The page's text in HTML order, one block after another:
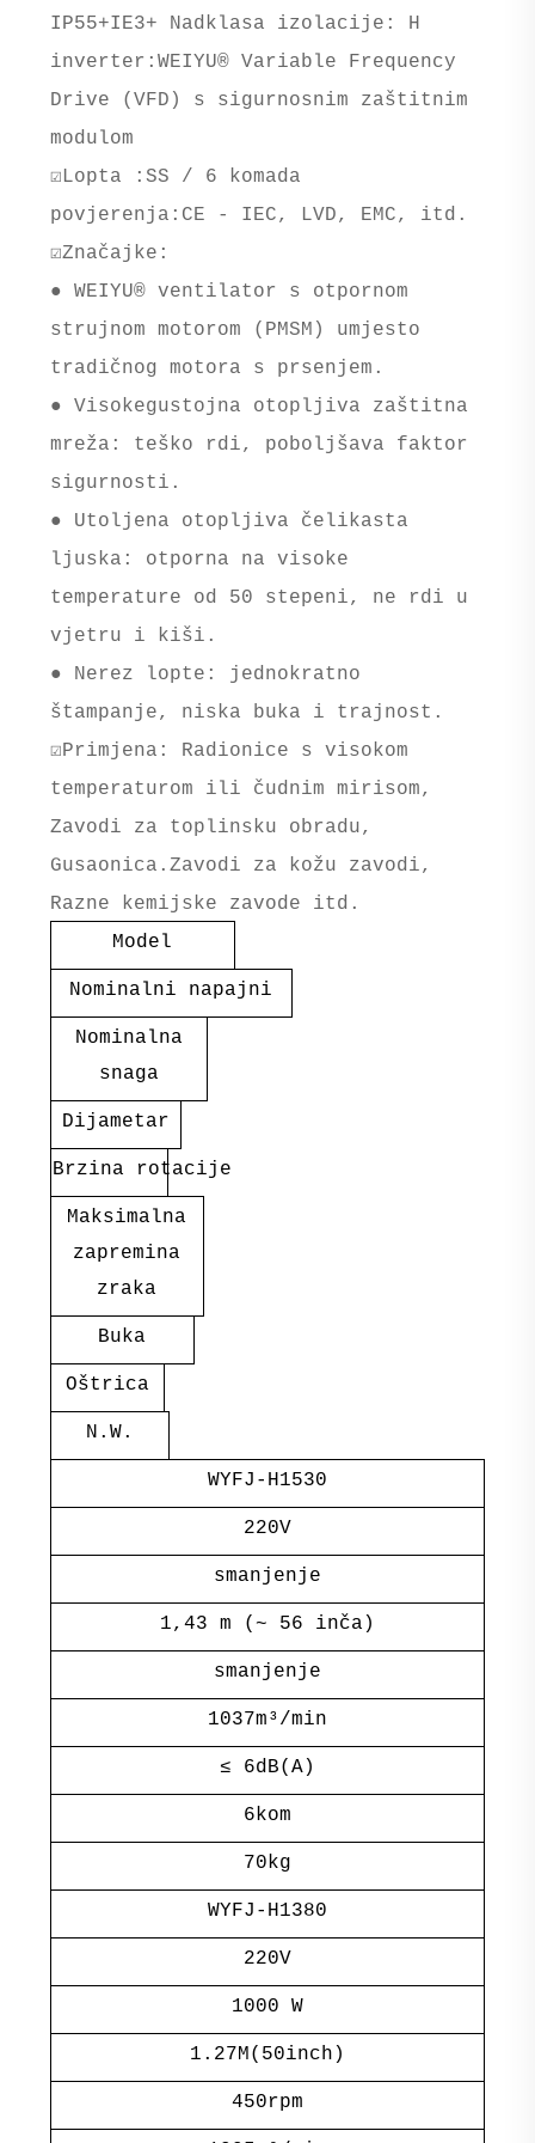
IP55+IE3+ Nadklasa izolacije: H
inverter:WEIYU® Variable Frequency
Drive (VFD) s sigurnosnim zaštitnim
modulom
☑Lopta :SS / 6 komada
povjerenja:CE
- IEC, LVD, EMC, itd.
☑Značajke:
● WEIYU® ventilator s otpornom
strujnom motorom (PMSM) umjesto
tradičnog motora s prsenjem.
● Visokegustojna otopljiva zaštitna
mreža: teško rdi, poboljšava faktor
sigurnosti.
● Utoljena otopljiva čelikasta
ljuska: otporna na visoke
temperature od 50 stepeni, ne rdi u
vjetru i kiši.
● Nerez lopte: jednokratno
štampanje, niska buka i trajnost.
☑Primjena: Radionice s visokom
temperaturom ili čudnim mirisom,
Zavodi za toplinsku obradu,
Gusaonica.Zavodi za kožu zavodi,
Razne kemijske zavode itd.
Model
Nominalni napajni
Nominalna
snaga
Dijametar
Brzina rotacije
Maksimalna
zapremina
zraka
Buka
Oštrica
N.W.
WYFJ-H1530
220V
smanjenje
1,43 m (~ 56 inča)
smanjenje
1037m³/min
≤ 6dB(A)
6kom
70kg
WYFJ-H1380
220V
1000 W
1.27M(50inch)
450rpm